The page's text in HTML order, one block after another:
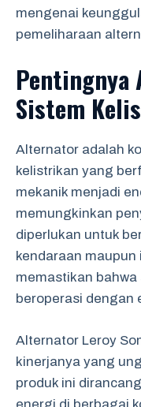
mengenai
pemeliharaan
Sistem
Alternator adalah
kelistrikan yang
mekanik menjadi
memungkinkan
diperlukan untuk
kendaraan
memastikan
beroperasi dengan
Alternator Leroy
kinerjanya yang
produk ini
energi di berbagai